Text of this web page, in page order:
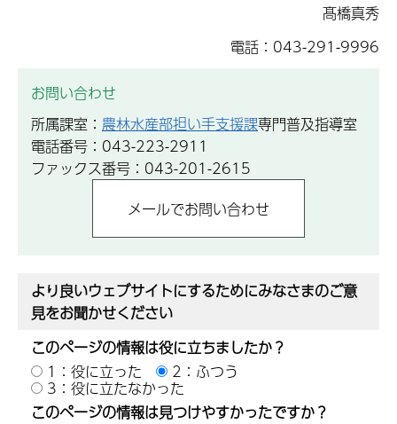
髙橋真秀
電話：043-291-9996
お問い合わせ
所属課室： 農林水産部担い手支援課専門普及指導室
電話番号：043-223-2911
ファックス番号：043-201-2615
より良いウェブサイトにするためにみなさまのご意
見をお聞かせください
このページの情報は役に立ちましたか？
1：役に立った
2：ふつう
3：役に立たなかった
このページの情報は見つけやすかったですか？